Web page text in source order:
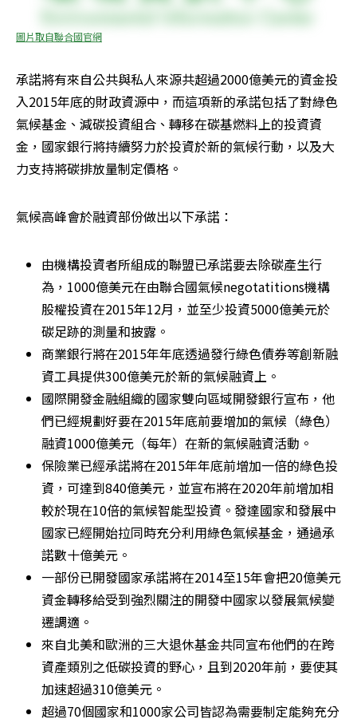
圖片取自聯合國官網
承諾將有來自公共與私人來源共超過2000億美元的資金投
入2015年底的財政資源中，而這項新的承諾包括了對綠色
氣候基金、減碳投資組合、轉移在碳基燃料上的投資資
金，國家銀行將持續努力於投資於新的氣候行動，以及大
力支持將碳排放量制定價格。
氣候高峰會於融資部份做出以下承諾：
由機構投資者所組成的聯盟已承諾要去除碳產生行
為，1000億美元在由聯合國氣候negotatitions機構
股權投資在2015年12月，並至少投資5000億美元於
碳足跡的測量和披露。
商業銀行將在2015年年底透過發行綠色債券等創新融
資工具提供300億美元於新的氣候融資上。
國際開發金融組織的國家雙向區域開發銀行宣布，他
們已經規劃好要在2015年底前要增加的氣候（綠色）
融資1000億美元（每年）在新的氣候融資活動。
保險業已經承諾將在2015年年底前增加一倍的綠色投
資，可達到840億美元，並宣布將在2020年前增加相
較於現在10倍的氣候智能型投資。發達國家和發展中
國家已經開始拉同時充分利用綠色氣候基金，通過承
諾數十億美元。
一部份已開發國家承諾將在2014至15年會把20億美元
資金轉移給受到強烈關注的開發中國家以發展氣候變
遷調適。
來自北美和歐洲的三大退休基金共同宣布他們的在跨
資產類別之低碳投資的野心，且到2020年前，要使其
加速超過310億美元。
超過70個國家和1000家公司皆認為需要制定能夠充分